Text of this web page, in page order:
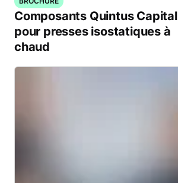
Composants Quintus Capital
pour presses isostatiques à
chaud